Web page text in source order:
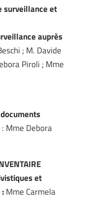
surveillance et
auprès
; M. Davide
Piroli ; Mme
: Mme Debora
et
Mme Carmela